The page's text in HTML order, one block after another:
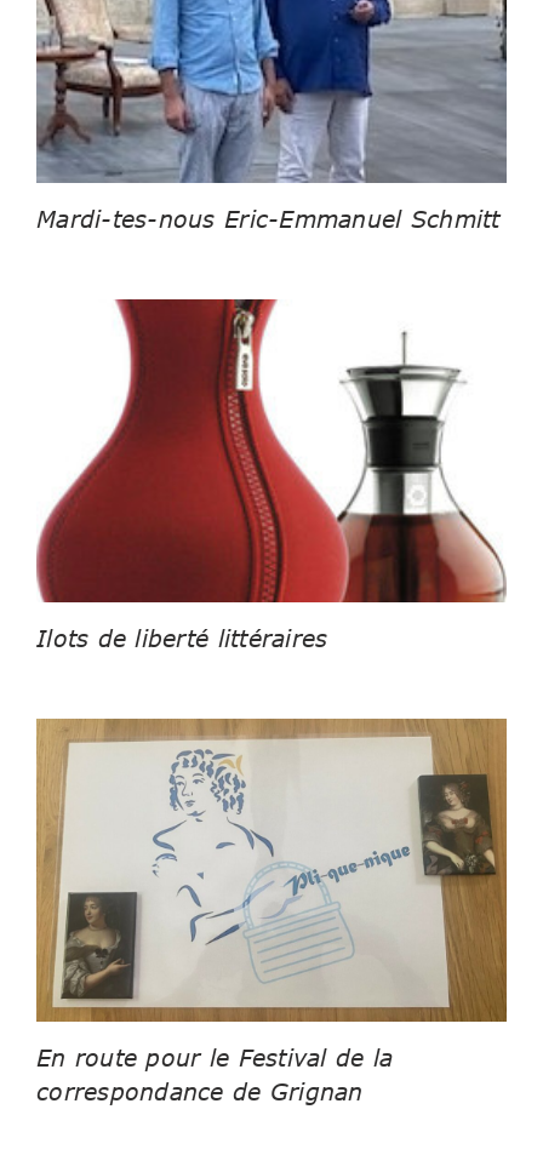
Mardi-tes-nous Eric-Emmanuel Schmitt
Ilots de liberté littéraires
En route pour le Festival de la
correspondance de Grignan